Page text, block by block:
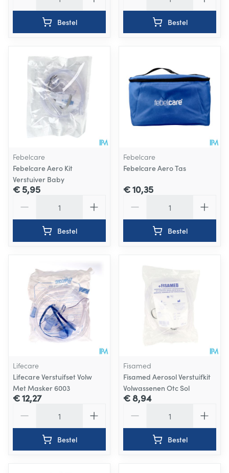
Bestel Bestel
Febelcare
Febelcare Aero Kit
Verstuiver Baby
€ 5,95
Bestel
Febelcare
Febelcare Aero Tas
€ 10,35
Bestel
Lifecare
Lifecare Verstuifset Volw
Met Masker 6003
€ 12,27
Bestel
Fisamed
Fisamed Aerosol Verstuifkit
Volwassenen Otc Sol
€ 8,94
Bestel